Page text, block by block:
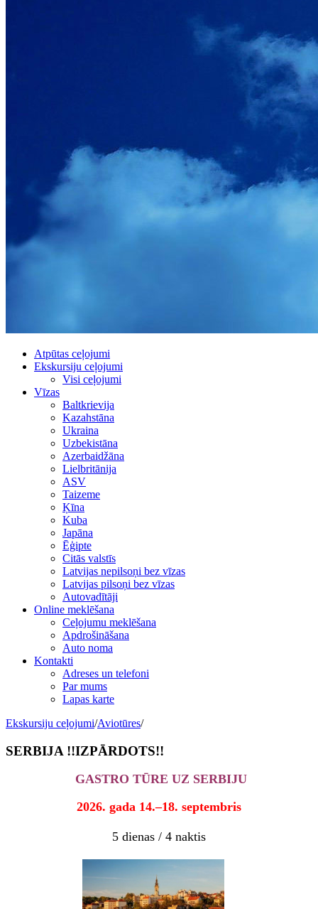
Atpūtas ceļojumi
Ekskursiju ceļojumi
Visi ceļojumi
Vīzas
Baltkrievija
Kazahstāna
Ukraina
Uzbekistāna
Azerbaidžāna
Lielbritānija
ASV
Taizeme
Ķīna
Kuba
Japāna
Ēģipte
Citās valstīs
Latvijas nepilsoņi bez vīzas
Latvijas pilsoņi bez vīzas
Autovadītāji
Online meklēšana
Ceļojumu meklēšana
Apdrošināšana
Auto noma
Kontakti
Adreses un telefoni
Par mums
Lapas karte
Ekskursiju ceļojumi/Aviotūres/
SERBIJA !!IZPĀRDOTS!!
GASTRO TŪRE UZ SERBIJU
2026. gada 14.–18. septembris
5 dienas / 4 naktis